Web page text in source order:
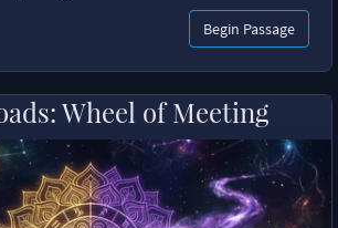
Begin Passage
Wheel of Meeting